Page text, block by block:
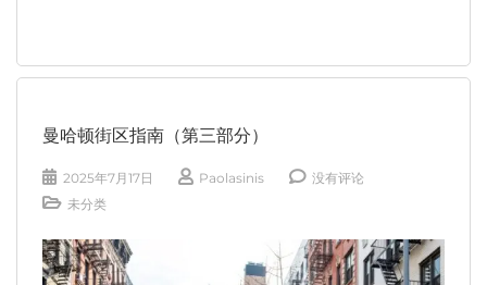
曼哈顿街区指南（第三部分）
2025年7月17日 Paolasinis
没有评论
未分类